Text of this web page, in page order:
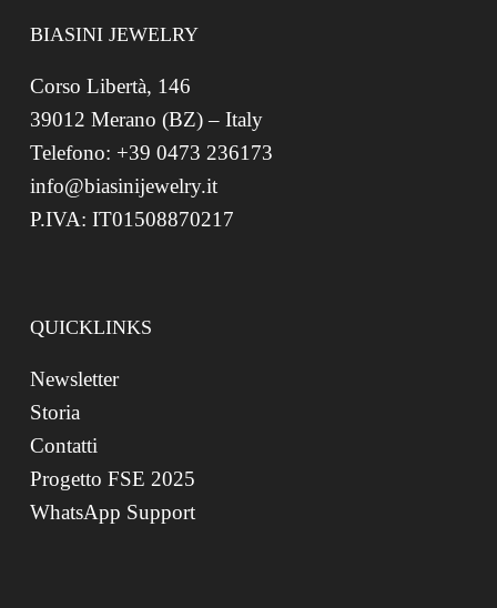
BIASINI JEWELRY
Corso Libertà, 146
39012 Merano (BZ) – Italy
Telefono: +39 0473 236173
info@biasinijewelry.it
P.IVA: IT01508870217
QUICKLINKS
Newsletter
Storia
Contatti
Progetto FSE 2025
WhatsApp Support